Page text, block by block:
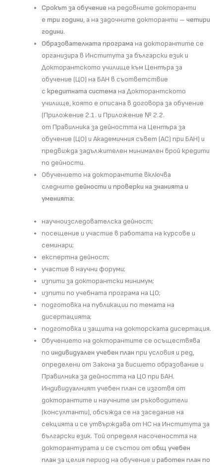
Срокът за обучение на редовните докторанти
е три години, а на задочните докторанти – четири
години.
Образователната програма на докторантите се
организира в Института за български език и
Докторантското училище към Центъра за
обучение (ЦО) на БАН в съответствие
с кредитната система на Докторантското
училище, която е описана в договора за обучение
(Приложение 2.1. и Приложение № 2.2.
от Правилника за дейността на Центъра за
обучение (ЦО) и Академичния съвет (АС) при БАН) и
предвижда задължителен минимален брой кредити
по дейности.
Обучението на докторантите включва
следните дейности и проверки на знанията и
уменията:
научноизследователска дейност;
посещение и участие в работата на курсове и
семинари;
експертна дейност;
участие в научни форуми;
изпити за докторантски минимум;
изпити по учебната програма на ЦО;
подготовка на публикации по темата на
дисертацията;
подготовка и защита на докторската дисертация.
Обучението на докторантите се осъществява
по индивидуален учебен план при условия и ред,
определени от Закона за висшето образование и
Правилника за дейността на ЦО при БАН.
Индивидуалният учебен план се изготвя от
докторантите и научните им ръководители
(консултанти), обсъжда се на заседание на
секцията и се утвърждава от НС на Института за
български език. Той определя насочеността на
докторантурата и се състои от общ учебен
план за целия период на обучение и работен план по